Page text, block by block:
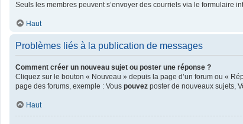
Seuls les membres peuvent s’envoyer des courriels via le formulaire
Haut
Problèmes liés à la publication de messages
Comment créer un nouveau sujet ou poster une réponse ?
Cliquez sur le bouton « Nouveau » depuis la page d’un forum ou «
page des forums, exemple : Vous pouvez poster de nouveaux sujets,
Haut